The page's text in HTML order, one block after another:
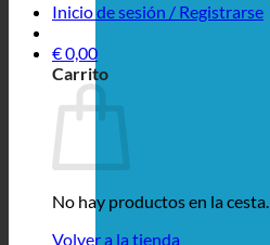
Inicio de sesión / Registrarse
€0,00
Carrito
No hay productos en la cesta.
Volver a la tienda